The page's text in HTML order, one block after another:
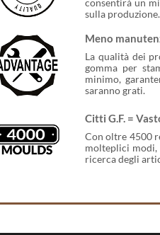
sulla produzione.
Meno
La qualità dei
gomma per
minimo,
saranno grati.
Citti G.F. =
Con oltre 4500
molteplici modi,
ricerca degli